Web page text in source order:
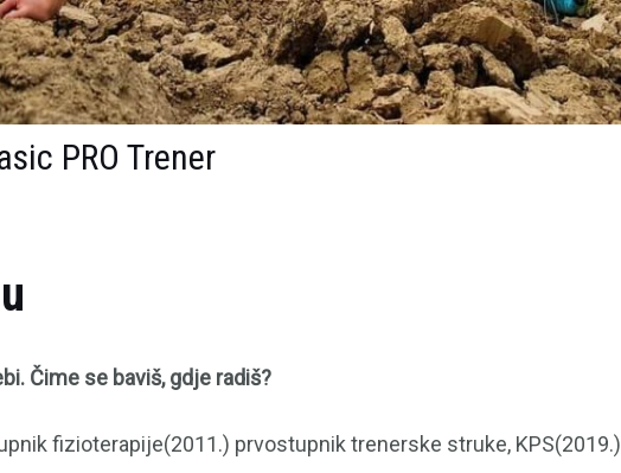
PRO Trener
Čime se baviš, gdje radiš?
fizioterapije(2011.) prvostupnik trenerske struke, KPS(2019.)